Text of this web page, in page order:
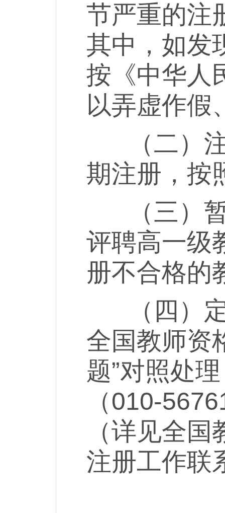
节严重的注
其中，如发
按《中华人
以弄虚作假
（二）注
期注册，按
（三）暂
评聘高一级
册不合格的
（四）定
全国教师资
题”对照处
（010-
（详见全
注册工作联